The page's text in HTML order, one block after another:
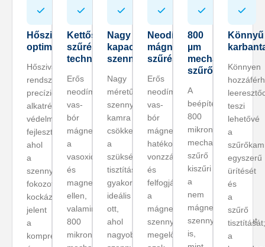
Hőszivattyúkhoz
optimalizált
Hőszivattyús
rendszerek
precíziós
alkatrészeinek
védelméhez
fejlesztve,
ahol
a
szennyeződés
fokozott
kockázatot
jelent
a
kompresszorra
Kettős
szűrési
technológia
Erős
neodímium-
vas-
bór
mágnes
a
vasoxid
és
magnetit
ellen,
valamint
800
mikronos
Nagy
kapacitású
szennygyűjtő
Nagy
méretű
szennygyűjtő
kamra
csökkenti
a
szükséges
tisztítások
gyakoriságát:
ideális
ott,
ahol
nagyobb
Neodímium
mágneses
szűrés
Erős
neodímium-
vas-
bór
mágnesek
hatékonyan
vonzzák
és
felfogják
a
mágnesezhető
szennyeződéseket,
megelőzve
800
µm
mechanikus
szűrő
A
beépített
800
mikronos
mechanikus
szűrő
kiszűri
a
nem
mágnesezhető
szennyeződéseket
is,
Könnyű
Könnyen
teszi
lehetővé
a
egyszerű
ürítését
és
a
szűrő
tisztítását;
a